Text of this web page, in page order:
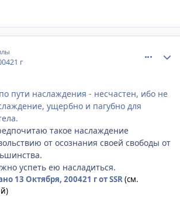
21 г
пути наслаждения - несчастен, ибо не
ущербно и пагубно для
такое наслаждение
от осознания своей свободы от
успеть ею насладиться.
13 Октября, 200421 гот SSR(см.